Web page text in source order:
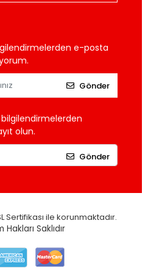
e-posta
Gönder
olun.
Gönder
Sertifikası ile korunmaktadır.
Hakları Saklıdır